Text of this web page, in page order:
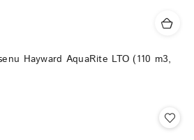
Hayward AquaRite LTO (110 m3,